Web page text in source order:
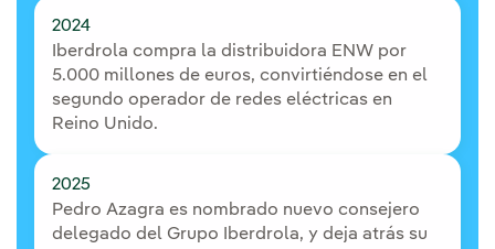
2024
Iberdrola compra la distribuidora ENW por
5.000 millones de euros, convirtiéndose en el
segundo operador de redes eléctricas en
Reino Unido.
2025
Pedro Azagra es nombrado nuevo consejero
delegado del Grupo Iberdrola, y deja atrás su